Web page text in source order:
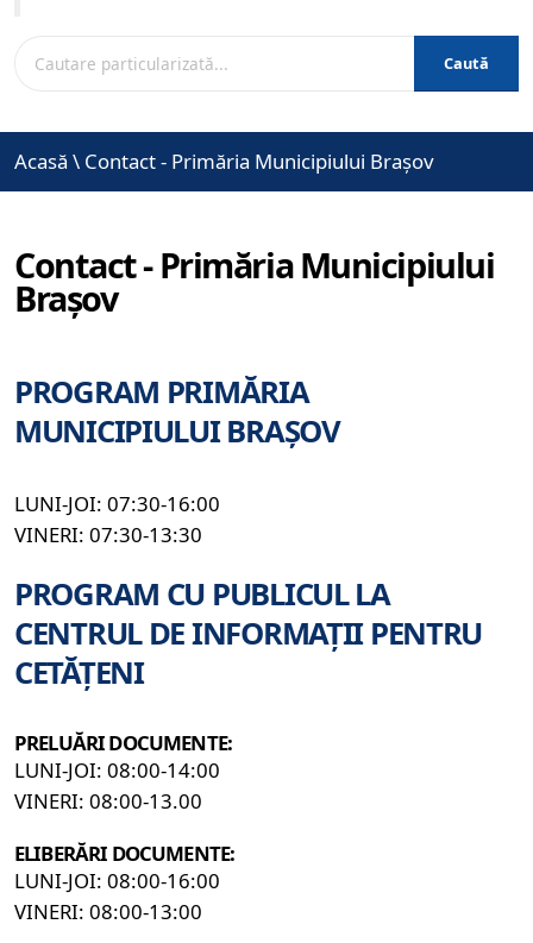
Caută
Acasă \ Contact - Primăria Municipiului Brașov
Contact - Primăria Municipiului
Brașov
PROGRAM PRIMĂRIA
MUNICIPIULUI BRAȘOV
LUNI-JOI: 07:30-16:00
VINERI: 07:30-13:30
PROGRAM CU PUBLICUL LA
CENTRUL DE INFORMAȚII PENTRU
CETĂȚENI
PRELUĂRI DOCUMENTE:
LUNI-JOI: 08:00-14:00
VINERI: 08:00-13.00
ELIBERĂRI DOCUMENTE:
LUNI-JOI: 08:00-16:00
VINERI: 08:00-13:00